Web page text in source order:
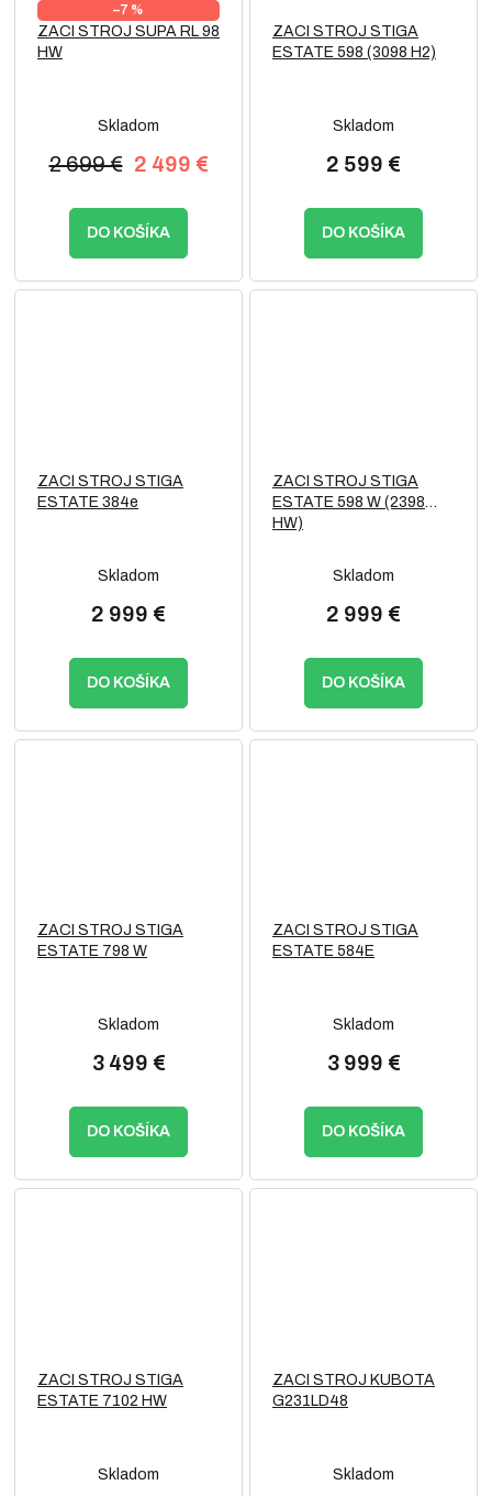
–7 %
ZACI STROJ SUPA RL 98
HW
Skladom
2 499 €
2 699 €
DO KOŠÍKA
ZACI STROJ STIGA
ESTATE 598 (3098 H2)
Skladom
2 599 €
DO KOŠÍKA
ZACI STROJ STIGA
ESTATE 384e
Skladom
2 999 €
DO KOŠÍKA
ZACI STROJ STIGA
ESTATE 598 W (2398
HW)
Skladom
2 999 €
DO KOŠÍKA
ZACI STROJ STIGA
ESTATE 798 W
Skladom
3 499 €
DO KOŠÍKA
ZACI STROJ STIGA
ESTATE 584E
Skladom
3 999 €
DO KOŠÍKA
ZACI STROJ STIGA
ESTATE 7102 HW
Skladom
ZACI STROJ KUBOTA
G231LD48
Skladom